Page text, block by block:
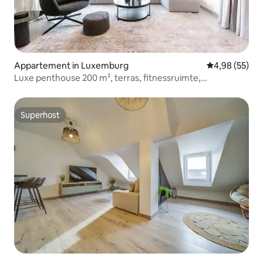
Appartement in Luxemburg Gemiddelde
4,98 (55)
Luxe penthouse 200 m², terras, fitnessruimte,
Superhost
Superhost